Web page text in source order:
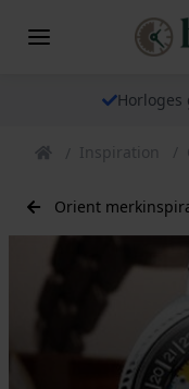
Horloges
Inspiration
Orient